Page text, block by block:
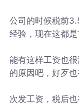
公司的时候税前
经验，现在这都
能有这样工资也
的原因吧，好歹
次发工资，税后